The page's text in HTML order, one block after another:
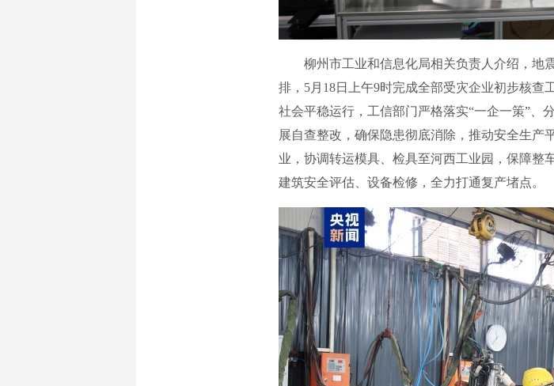
柳州市工业和信息化局相关负责人介绍，地
排，5月18日上午9时完成全部受灾企业初步核查
社会平稳运行，工信部门严格落实“一企一策”、
展自查整改，确保隐患彻底消除，推动安全生产
业，协调转运模具、检具至河西工业园，保障整
建筑安全评估、设备检修，全力打通复产堵点。